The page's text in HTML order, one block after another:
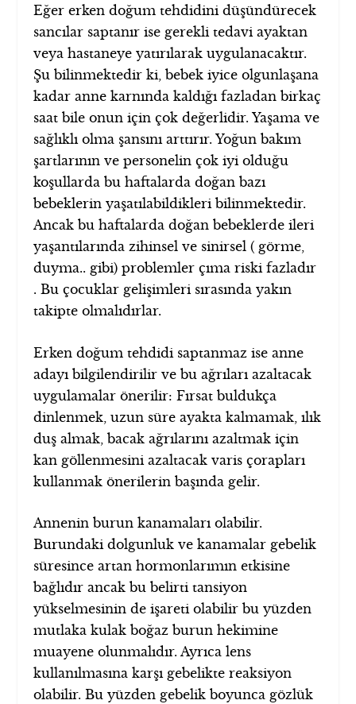
Eğer erken doğum tehdidini düşündürecek
sancılar saptanır ise gerekli tedavi ayaktan
veya hastaneye yatırılarak uygulanacaktır.
Şu bilinmektedir ki, bebek iyice olgunlaşana
kadar anne karnında kaldığı fazladan birkaç
saat bile onun için çok değerlidir. Yaşama ve
sağlıklı olma şansını arttırır. Yoğun bakım
şartlarının ve personelin çok iyi olduğu
koşullarda bu haftalarda doğan bazı
bebeklerin yaşatılabildikleri bilinmektedir.
Ancak bu haftalarda doğan bebeklerde ileri
yaşantılarında zihinsel ve sinirsel ( görme,
duyma.. gibi) problemler çıma riski fazladır
. Bu çocuklar gelişimleri sırasında yakın
takipte olmalıdırlar.
Erken doğum tehdidi saptanmaz ise anne
adayı bilgilendirilir ve bu ağrıları azaltacak
uygulamalar önerilir: Fırsat buldukça
dinlenmek, uzun süre ayakta kalmamak, ılık
duş almak, bacak ağrılarını azaltmak için
kan göllenmesini azaltacak varis çorapları
kullanmak önerilerin başında gelir.
Annenin burun kanamaları olabilir.
Burundaki dolgunluk ve kanamalar gebelik
süresince artan hormonlarımın etkisine
bağlıdır ancak bu belirti tansiyon
yükselmesinin de işareti olabilir bu yüzden
mutlaka kulak boğaz burun hekimine
muayene olunmalıdır. Ayrıca lens
kullanılmasına karşı gebelikte reaksiyon
olabilir. Bu yüzden gebelik boyunca gözlük